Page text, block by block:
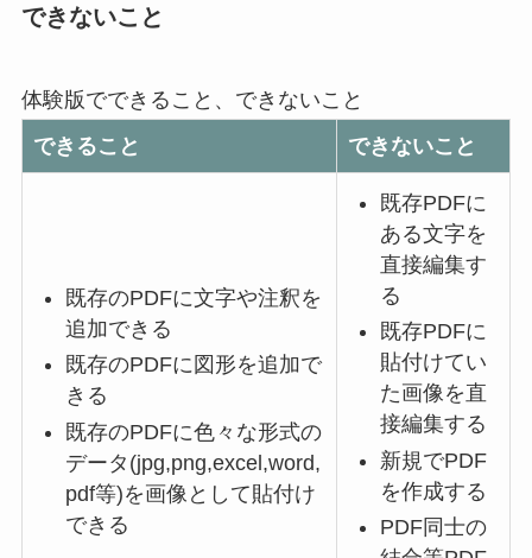
できないこと
体験版でできること、できないこと
できること
できないこと
既存のPDFに文字や注釈を
追加できる
既存のPDFに図形を追加で
きる
既存のPDFに色々な形式の
データ(jpg,png,excel,word,
pdf等)を画像として貼付け
できる
既存PDFに
ある文字を
直接編集す
る
既存PDFに
貼付けてい
た画像を直
接編集する
新規でPDF
を作成する
PDF同士の